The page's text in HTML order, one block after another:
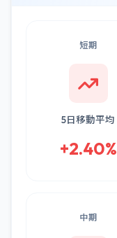
短期
5日移動平均
+2.40%
中期